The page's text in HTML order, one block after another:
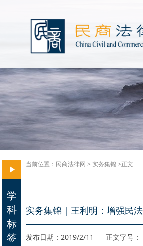
当前位置： 民商法律网 > 实务集锦>正文
实务集锦｜王利明：增强民
发布日期：2019/2/11 正文字号：
学
科
标
签